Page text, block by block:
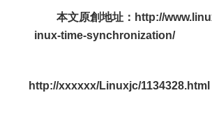
本文原創地址：http://
inux-time-synchronization/
http://xxxxxx/Linuxjc/